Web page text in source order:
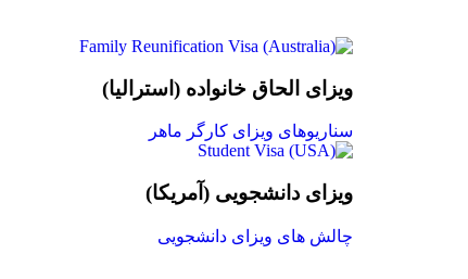
ویزای الحاق خانواده (استرالیا)
سناریوهای ویزای کارگر ماهر
ویزای دانشجویی (آمریکا)
چالش های ویزای دانشجویی